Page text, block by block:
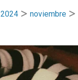
2024 noviembre